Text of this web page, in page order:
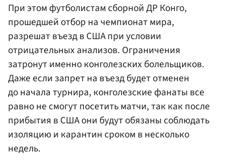
При этом футболистам сборной ДР Конго,
прошедшей отбор на чемпионат мира,
разрешат въезд в США при условии
отрицательных анализов. Ограничения
затронут именно конголезских болельщиков.
Даже если запрет на въезд будет отменен
до начала турнира, конголезские фанаты все
равно не смогут посетить матчи, так как после
прибытия в США они будут обязаны соблюдать
изоляцию и карантин сроком в несколько
недель.